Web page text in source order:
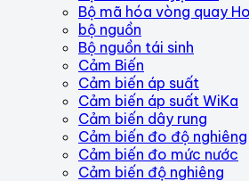
Bộ mã hóa vòng quay
bộ nguồn
Bộ nguồn tái sinh
Cảm Biến
Cảm biến áp suất
Cảm biến áp suất WiKa
Cảm biến dây rung
Cảm biến đo độ nghiêng
Cảm biến đo mức nước
Cảm biến độ nghiêng